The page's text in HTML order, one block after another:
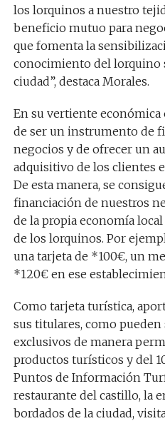
los lorquinos a nuestro
beneficio mutuo para
que fomenta la
conocimiento del lorquino
ciudad”, destaca Morales.
En su vertiente
de ser un instrumento de
negocios y de ofrecer un
adquisitivo de los clientes
De esta manera, se
financiación de nuestros
de la propia economía
de los lorquinos. Por
una tarjeta de *100€, un
*120€ en ese
Como tarjeta turística,
sus titulares, como pueden
exclusivos de manera
productos turísticos y del
Puntos de Información
restaurante del castillo, la
bordados de la ciudad,